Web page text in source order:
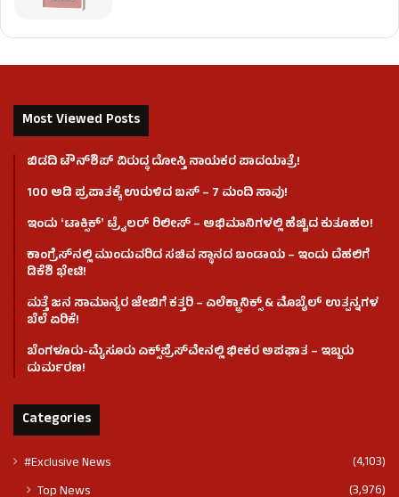
Most Viewed Posts
ಬಿಡದಿ ಟೌನ್‌ಶಿಪ್‌ ವಿರುದ್ಧ ದೋಸ್ತಿ ನಾಯಕರ ಪಾದಯಾತ್ರೆ!
100 ಅಡಿ ಪ್ರಪಾತಕ್ಕೆ ಉರುಳಿದ ಬಸ್‌ – 7 ಮಂದಿ ಸಾವು!
ಇಂದು ʻಟಾಕ್ಸಿಕ್ʼ ಟ್ರೈಲರ್ ರಿಲೀಸ್‌ – ಅಭಿಮಾನಿಗಳಲ್ಲಿ ಹೆಚ್ಚಿದ ಕುತೂಹಲ!
ಕಾಂಗ್ರೆಸ್​ನಲ್ಲಿ ಮುಂದುವರಿದ ಸಚಿವ ಸ್ಥಾನದ ಬಂಡಾಯ – ಇಂದು ದೆಹಲಿಗೆ
ಡಿಕೆಶಿ ಭೇಟಿ!
ಮತ್ತೆ ಜನ ಸಾಮಾನ್ಯರ ಜೇಬಿಗೆ ಕತ್ತರಿ – ಎಲೆಕ್ಟ್ರಾನಿಕ್ಸ್ & ಮೊಬೈಲ್ ಉತ್ಪನ್ನಗಳ
ಬೆಲೆ ಏರಿಕೆ!
ಬೆಂಗಳೂರು-ಮೈಸೂರು ಎಕ್ಸ್‌ಪ್ರೆಸ್‌ವೇನಲ್ಲಿ ಭೀಕರ ಅಪಘಾತ – ಇಬ್ಬರು
ದುರ್ಮರಣ!
Categories
#Exclusive News (4,103)
Top News (3,976)